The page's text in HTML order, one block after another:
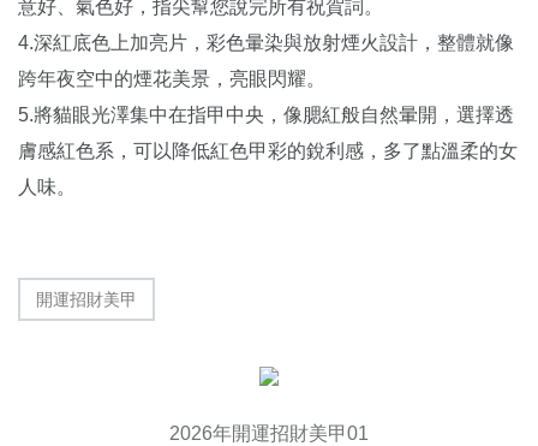
意好、氣色好，指尖幫您說完所有祝賀詞。
4.深紅底色上加亮片，彩色暈染與放射煙火設計，整體就像
跨年夜空中的煙花美景，亮眼閃耀。
5.將貓眼光澤集中在指甲中央，像腮紅般自然暈開，選擇透
膚感紅色系，可以降低紅色甲彩的銳利感，多了點溫柔的女
人味。
開運招財美甲
2026年開運招財美甲01